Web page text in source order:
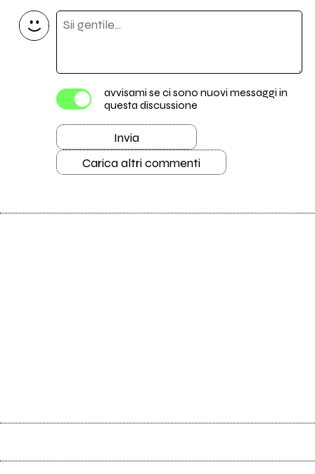
avvisami se ci sono nuovi messaggi in
questa discussione
Invia
Carica altri commenti